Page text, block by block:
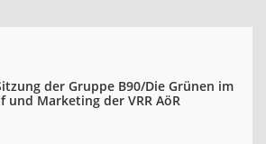
der Gruppe B90/Die Grünen im
und Marketing der VRR AöR